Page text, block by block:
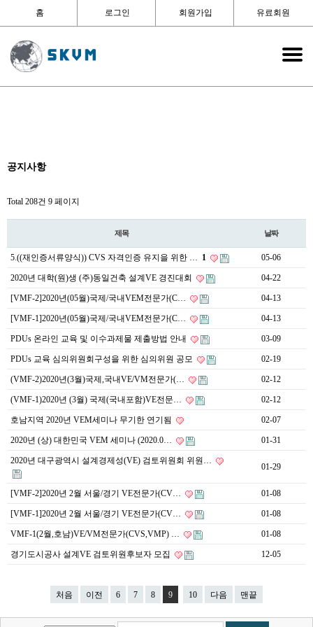
홈 로그인 회원가입 유료회원
공지사항
Total 208건 9 페이지
제목 날짜
5.((재인증서류양식)) CVS 자격인증 유지을 위한 … 1 05-06
2020년 대학(원)생 (주)동일건축 설계VE 경진대회 04-22
[VMF-2]2020년(05월)국제/국내VEM전문가(C… 04-13
[VMF-1]2020년(05월)국제/국내VEM전문가(C… 04-13
PDUs 온라인 교육 및 이수과제물 제출방법 안내 03-09
PDUs 교육 심의위원회구성을 위한 심의위원 공모 02-19
(VMF-2)2020년(3월)국제,국내VE/VM전문가(… 02-12
(VMF-1)2020년 (3월) 국제(국내포함)VE전문… 02-12
호남지역 2020년 VEM세미나 무기한 연기됨 02-07
2020년 (상) 대한민국 VEM 세미나 (2020.0… 01-31
2020년 대구광역시 설계경제성(VE) 검토위원회 위원…
01-29
[VMF-2]2020년 2월 서울/경기 VE전문가(CV… 01-08
[VMF-1]2020년 2월 서울/경기 VE전문가(CV… 01-08
VMF-1(2월,호남)VE/VM전문가(CVS,VMP) … 01-08
경기도시공사 설계VE 검토위원후보자 모집 12-05
처음 이전 6 7 8 9 10 다음 맨끝